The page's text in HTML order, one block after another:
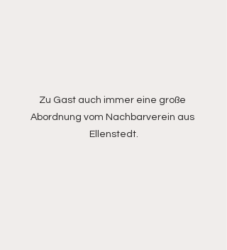
Zu Gast auch immer eine große
Abordnung vom Nachbarverein aus
Ellenstedt.